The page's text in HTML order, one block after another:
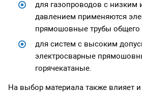
для газопроводов с низким
давлением применяются
прямошовные трубы общего
для систем с высоким
электросварные
горячекатаные.
На выбор материала также влияет